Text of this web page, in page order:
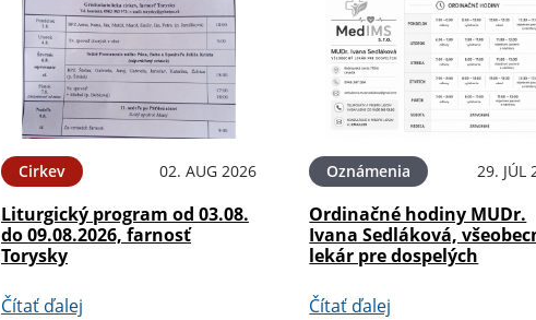
Cirkev 02. AUG 2026
Liturgický program od 03.08.
do 09.08.2026, farnosť
Torysky
Čítať ďalej
Oznámenia 29. JÚL
Ordinačné hodiny MUDr.
Ivana Sedláková,
lekár pre dospelých
Čítať ďalej